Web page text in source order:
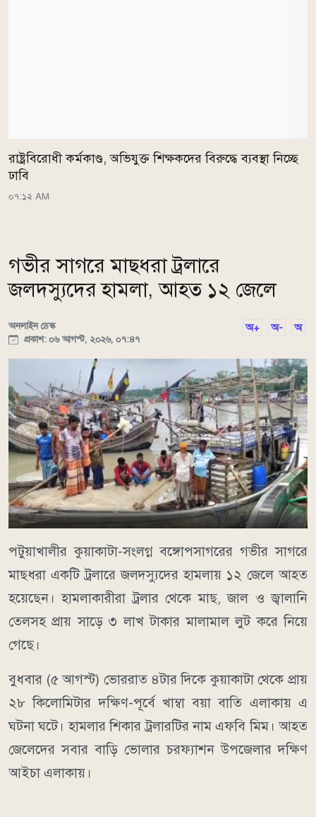
রাষ্ট্রবিরোধী কর্মকাণ্ড, অভিযুক্ত শিক্ষকদের বিরুদ্ধে ব্যবস্থা নিচ্ছে
ঢাবি
০৭:১২ AM
গভীর সাগরে মাছধরা ট্রলারে
জলদস্যুদের হামলা, আহত ১২ জেলে
অনলাইন ডেস্ক
প্রকাশ: ০৬ আগস্ট, ২০২৬, ০৭:৪৭
অ+ অ- অ
পটুয়াখালীর কুয়াকাটা-সংলগ্ন বঙ্গোপসাগরের গভীর সাগরে
মাছধরা একটি ট্রলারে জলদস্যুদের হামলায় ১২ জেলে আহত
হয়েছেন। হামলাকারীরা ট্রলার থেকে মাছ, জাল ও জ্বালানি
তেলসহ প্রায় সাড়ে ৩ লাখ টাকার মালামাল লুট করে নিয়ে
গেছে।
বুধবার (৫ আগস্ট) ভোররাত ৪টার দিকে কুয়াকাটা থেকে প্রায়
২৮ কিলোমিটার দক্ষিণ-পূর্বে খাম্বা বয়া বাতি এলাকায় এ
ঘটনা ঘটে। হামলার শিকার ট্রলারটির নাম এফবি মিম। আহত
জেলেদের সবার বাড়ি ভোলার চরফ্যাশন উপজেলার দক্ষিণ
আইচা এলাকায়।